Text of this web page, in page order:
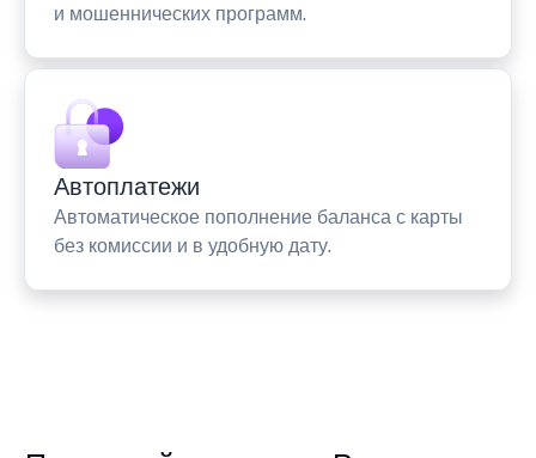
и мошеннических программ.
Автоплатежи
Автоматическое пополнение баланса с карты
без комиссии и в удобную дату.